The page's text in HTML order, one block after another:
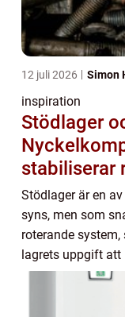
12 juli 2026 Simon
inspiration
Stödlager
stabiliserar
Stödlager är en
syns, men som
roterande
lagrets uppgift att